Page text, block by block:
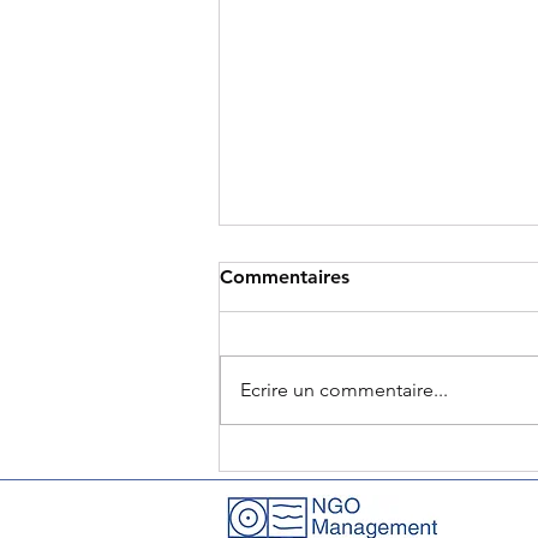
et partenariats dans les pays
du Sud
Commentaires
Ecrire un commentaire...